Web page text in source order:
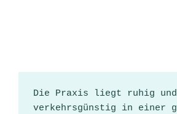
Die Praxis liegt ruhig und
verkehrsgünstig in einer